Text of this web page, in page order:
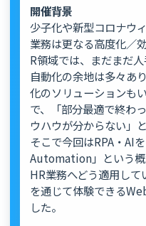
開催背景
少子化や新型コロナウ
業務は更なる高度化／
R領域では、まだまだ人
自動化の余地は多々あ
化のソリューションも
で、「部分最適で終わ
ウハウが分からない」
そこで今回はRPA・
Automation」という概
HR業務へどう適用して
を通じて体験できる
した。